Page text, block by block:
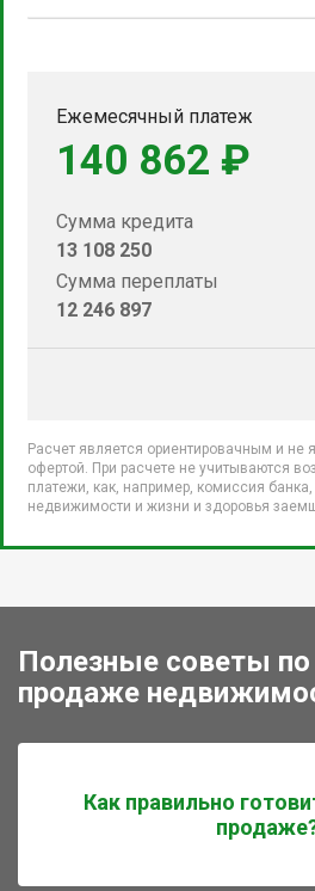
Ежемесячный платеж
140 862 ₽
Сумма кредита
13 108 250
Сумма переплаты
12 246 897
Расчет является ориентировачным и не
офертой. При расчете не учитываются
платежи, как, например, комиссия банка,
недвижимости и жизни и здоровья
Полезные советы по
продаже
Как правильно